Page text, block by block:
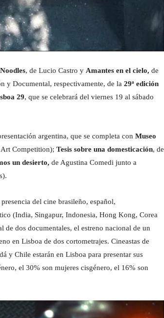
, de Lucio Castro y Amantes en el cielo, de
y Documental, respectivamente, de la 29ª edición
29, que se celebrará del viernes 19 al sábado
argentina, que se completa con Museo
Competition); Tesis sobre una domesticación, de
un desierto, de Agustina Comedi junto a
del cine brasileño, español,
(India, Singapur, Indonesia, Hong Kong, Corea
de dos documentales, el estreno nacional de un
en Lisboa de dos cortometrajes. Cineastas de
y Chile estarán en Lisboa para presentar sus
el 30% son mujeres cisgénero, el 16% son